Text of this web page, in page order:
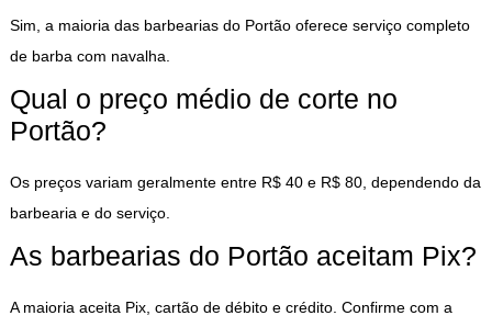
Sim, a maioria das barbearias do Portão oferece serviço completo
de barba com navalha.
Qual o preço médio de corte no
Portão?
Os preços variam geralmente entre R$ 40 e R$ 80, dependendo da
barbearia e do serviço.
As barbearias do Portão aceitam Pix?
A maioria aceita Pix, cartão de débito e crédito. Confirme com a